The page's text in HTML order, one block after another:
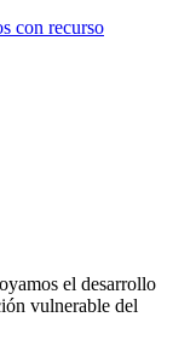
con recurso
el desarrollo
vulnerable del